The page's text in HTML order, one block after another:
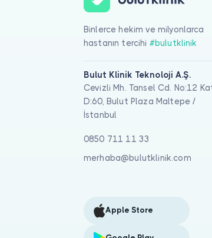
Binlerce hekim ve milyonlarca
hastanın tercihi #bulutklinik
Bulut Klinik Teknoloji A.Ş.
Cevizli Mh. Tansel Cd. No:12
D:60, Bulut Plaza Maltepe /
İstanbul
0850 711 11 33
merhaba@bulutklinik.com
Apple Store